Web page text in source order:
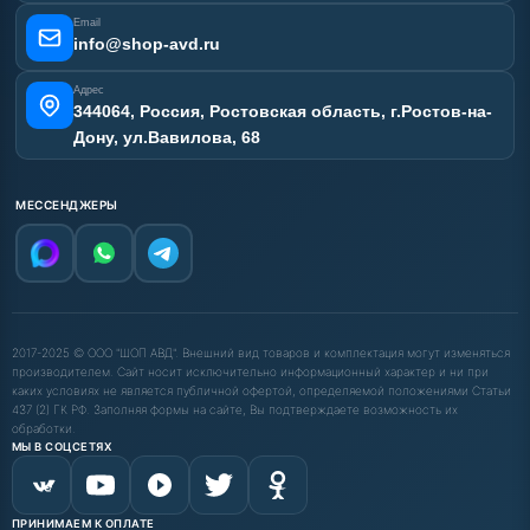
Email
info@shop-avd.ru
Адрес
344064, Россия, Ростовская область, г.Ростов-на-
Дону, ул.Вавилова, 68
МЕССЕНДЖЕРЫ
2017-2025 © ООО "ШОП АВД". Внешний вид товаров и комплектация могут изменяться
производителем. Сайт носит исключительно информационный характер и ни при
каких условиях не является публичной офертой, определяемой положениями Статьи
437 (2) ГК РФ. Заполняя формы на сайте, Вы подтверждаете возможность их
обработки.
МЫ В СОЦСЕТЯХ
ПРИНИМАЕМ К ОПЛАТЕ